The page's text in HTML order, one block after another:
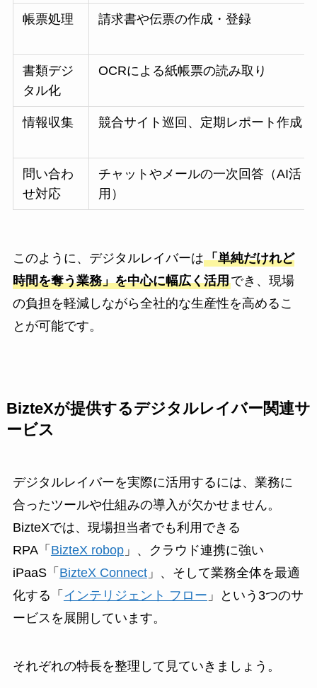
帳票処理 請求書や伝票の作成・登録
書類デジ
タル化
OCRによる紙帳票の読み取り
情報収集 競合サイト巡回、定期レポート作成
問い合わ
せ対応
チャットやメールの一次回答（AI活
用）
このように、デジタルレイバーは「単純だけれど
時間を奪う業務」を中心に幅広く活用でき、現場
の負担を軽減しながら全社的な生産性を高めるこ
とが可能です。
BizteXが提供するデジタルレイバー関連サ
ービス
デジタルレイバーを実際に活用するには、業務に
合ったツールや仕組みの導入が欠かせません。
BizteXでは、現場担当者でも利用できる
RPA「 BizteX robop」、クラウド連携に強い
iPaaS「 BizteX Connect」、そして業務全体を最適
化する「 インテリジェント フロー 」という3つのサ
ービスを展開しています。
それぞれの特長を整理して見ていきましょう。